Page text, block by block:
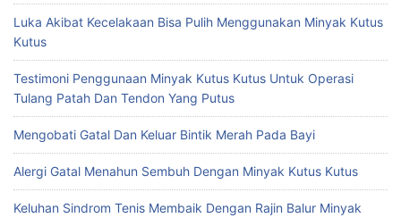
Luka Akibat Kecelakaan Bisa Pulih Menggunakan Minyak Kutus
Kutus
Testimoni Penggunaan Minyak Kutus Kutus Untuk Operasi
Tulang Patah Dan Tendon Yang Putus
Mengobati Gatal Dan Keluar Bintik Merah Pada Bayi
Alergi Gatal Menahun Sembuh Dengan Minyak Kutus Kutus
Keluhan Sindrom Tenis Membaik Dengan Rajin Balur Minyak